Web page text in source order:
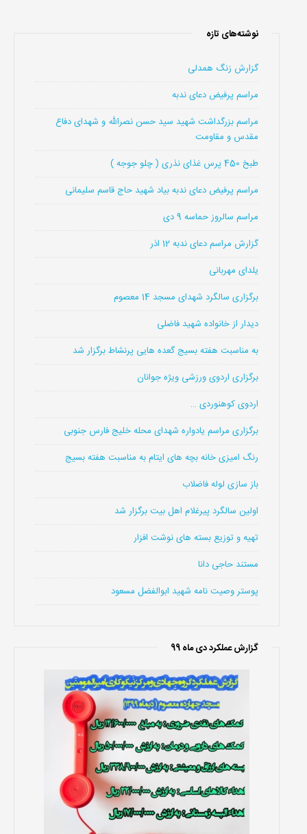
نوشته‌های تازه
گزارش زنگ همدلی
مراسم پرفیض دعای ندبه
مراسم بزرگداشت شهید سید حسن نصرالله و شهدای دفاع
مقدس و مقاومت
طبخ 450 پرس غذای نذری ( چلو جوجه )
مراسم پرفیض دعای ندبه بیاد شهید حاج قاسم سلیمانی
مراسم سالروز حماسه 9 دی
گزارش مراسم دعای ندبه 12 اذر
یلدای مهربانی
برگزاری سالگرد شهدای مسجد 14 معصوم
دیدار از خانواده شهید فاضلی
به مناسبت هفته بسیج گعده هایی پرنشاط برگزار شد
برگزاری اردوی ورزشی ویژه جوانان
اردوی کوهنوردی …
برگزاری مراسم یادواره شهدای محله خلیج فارس جنوبی
رنگ امیزی خانه بچه های ایتام به مناسبت هفته بسیج
باز سازی لوله فاضلاب
اولین سالگرد پیرغلام اهل بیت برگزار شد
تهیه و توزیع بسته های نوشت افزار
مستند حاجی دانا
پوستر وصیت نامه شهید ابوالفضل مسعود
گزارش عملکرد دی ماه 99